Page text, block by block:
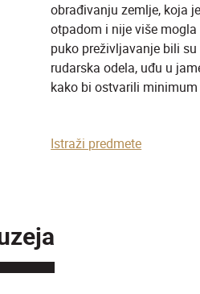
obrađivanju zemlje, koja
otpadom i nije više
puko preživljavanje bili
rudarska odela, uđu u
kako bi ostvarili
Istraži predmete